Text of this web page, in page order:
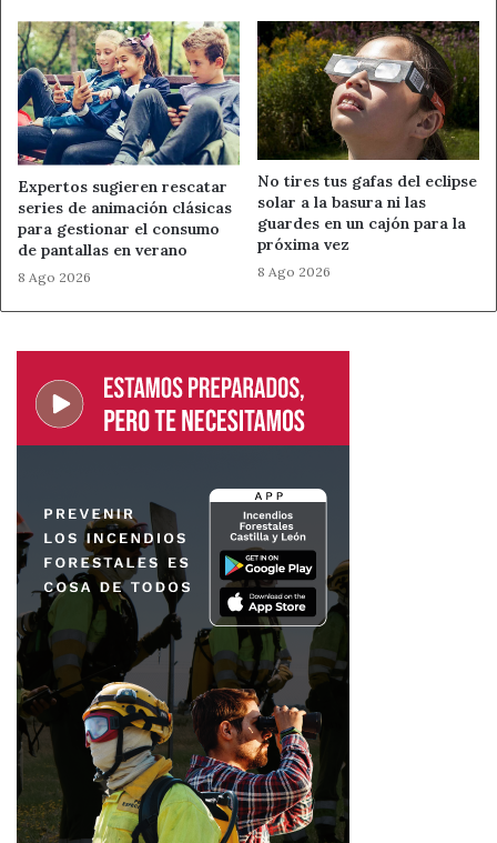
Fuente ULE
Ahora León
comportamiento social de aves
comunicación vocal cornejas negras
Inteligencia artificial
Noticias de León Universidad de León
Expertos sugieren rescatar
series de animación clásicas
para gestionar el consumo
de pantallas en verano
8 Ago 2026
No tires tus gafas del eclipse
solar a la basura ni las
guardes en un cajón para la
próxima vez
8 Ago 2026